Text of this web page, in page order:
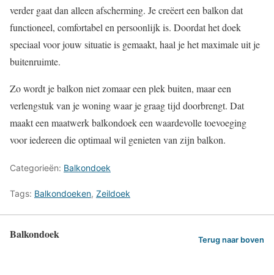
verder gaat dan alleen afscherming. Je creëert een balkon dat
functioneel, comfortabel en persoonlijk is. Doordat het doek
speciaal voor jouw situatie is gemaakt, haal je het maximale uit je
buitenruimte.
Zo wordt je balkon niet zomaar een plek buiten, maar een
verlengstuk van je woning waar je graag tijd doorbrengt. Dat
maakt een maatwerk balkondoek een waardevolle toevoeging
voor iedereen die optimaal wil genieten van zijn balkon.
Categorieën: Balkondoek
Tags: Balkondoeken, Zeildoek
Balkondoek Terug naar boven